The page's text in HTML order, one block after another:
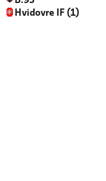
Hvidovre IF (1)